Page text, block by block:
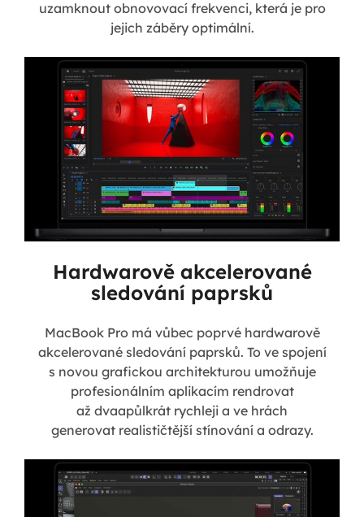
uzamknout obnovovací frekvenci, která je pro
jejich záběry optimální.
Hardwarově akcelerované
sledování paprsků
MacBook Pro má vůbec poprvé hardwarově
akcelerované sledování paprsků. To ve spojení
s novou grafickou architekturou umožňuje
profesionálním aplikacím rendrovat
až dvaapůlkrát rychleji a ve hrách
generovat realističtější stínování a odrazy.